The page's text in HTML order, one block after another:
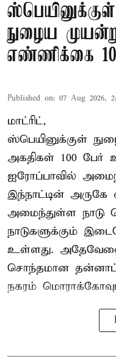
நுழைய
எண்ணிக்கை
Published on: 07 Aug 2026,
மாட்ரிட்,
ஸ்பெயினுக்குள்
அகதிகள் 100 பேர்
ஐரோப்பாவில்
இந்நாட்டின் அருகே
அமைந்துள்ள நாடு
நாடுகளுக்கும்
உள்ளது.
சொந்தமான
நகரம்